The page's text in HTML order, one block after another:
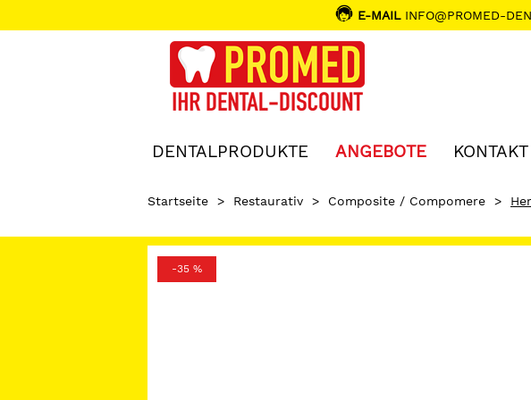
E-MAILINFO@PROMED-
DENTALPRODUKTE ANGEBOTE KONTAKT
Startseite > Restaurativ > Composite / Compomere >
-35 %